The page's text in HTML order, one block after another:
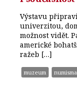
Výstavu
univerzitou,
možnost vidět.
americké
ražeb […]
muzeum